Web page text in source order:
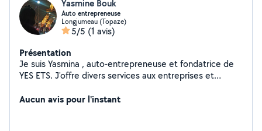
Yasmine Bouk
Auto entrepreneuse
Longjumeau (Topaze)
5/5 (1 avis)
Présentation
Je suis Yasmina , auto-entrepreneuse et fondatrice de
YES ETS. J'offre divers services aux entreprises et
administratifs(facturations...), la logistique, le ménage
Aucun avis pour l'instant